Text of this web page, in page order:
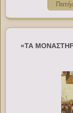
«ΤΑ